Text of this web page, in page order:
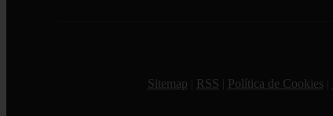
Sitemap
RSS Política de Cookies